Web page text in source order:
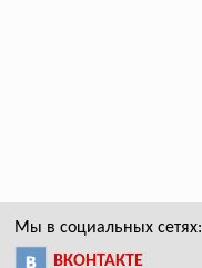
Мы в социальных сетях:
ВКОНТАКТЕ